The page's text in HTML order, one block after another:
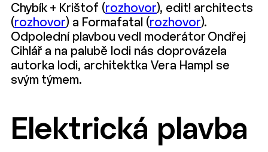
Chybík + Krištof (rozhovor), edit! architects
(rozhovor) a Formafatal (rozhovor).
Odpolední plavbou vedl moderátor Ondřej
Cihlář a na palubě lodi nás doprovázela
autorka lodi, architektka Vera Hampl se
svým týmem.
Elektrická plavba